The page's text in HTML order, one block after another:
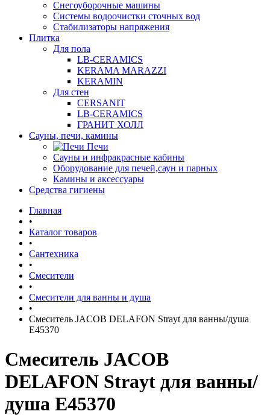
Снегоуборочные машины
Системы водоочистки сточных вод
Стабилизаторы напряжения
Плитка
Для пола
LB-CERAMICS
KERAMA MARAZZI
KERAMIN
Для стен
CERSANIT
LB-CERAMICS
ГРАНИТ ХОЛЛ
Сауны, печи, камины
Печи
Сауны и инфракрасные кабины
Оборудование для печей,саун и парных
Камины и аксессуары
Средства гигиены
Главная
•
Каталог товаров
•
Сантехника
•
Смесители
•
Смесители для ванны и душа
•
Смеситель JACOB DELAFON Strayt для ванны/душа
E45370
Смеситель JACOB
DELAFON Strayt для ванны/
душа E45370